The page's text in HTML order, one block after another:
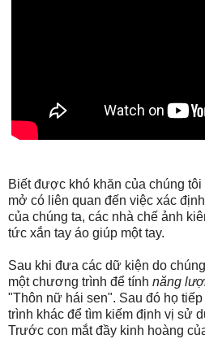
Biết được khó khăn của chúng
mở có liên quan đến việc xác
của chúng ta, các nhà chế ảnh
tức xắn tay áo giúp một tay.
Sau khi đưa các dữ kiện do
một chương trình để tính năng
"Thôn nữ hái sen". Sau đó họ
trình khác để tìm kiếm định vị sử
Trước con mắt đầy kinh hoàng